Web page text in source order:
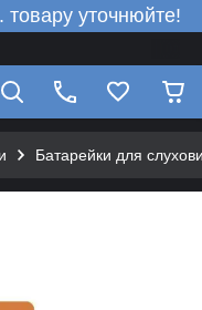
товару уточнюйте!
Батарейки для